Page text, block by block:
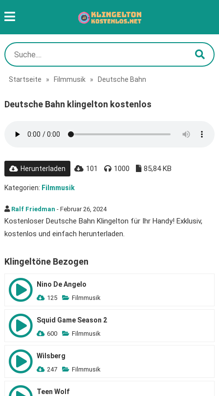
Startseite » Filmmusik » Deutsche Bahn
Deutsche Bahn klingelton kostenlos
Herunterladen 101 1000 85,84 KB
Kategorien: Filmmusik
Ralf Friedman - Februar 26, 2024
Kostenloser Deutsche Bahn Klingelton für Ihr Handy! Exklusiv,
kostenlos und einfach herunterladen.
Klingeltöne Bezogen
Nino De Angelo
125 Filmmusik
Squid Game Season 2
600 Filmmusik
Wilsberg
247 Filmmusik
Teen Wolf